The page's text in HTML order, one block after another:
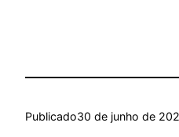
Publicado30 de junho de